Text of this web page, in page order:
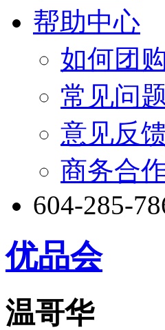
帮助中心
如何团购
常见问
意见反
商务合
604-285-
优品会
温哥华